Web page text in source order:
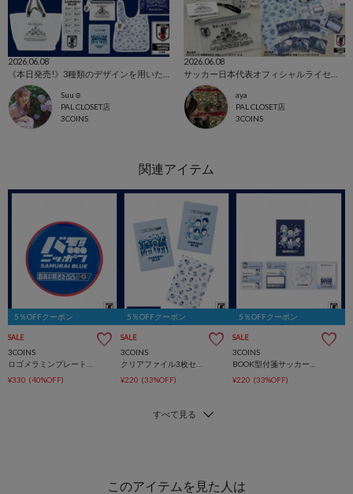
2026.06.08
Suu☺︎
PAL CLOSET店
3COINS
2026.06.08
aya
PAL CLOSET店
3COINS
5％OFFクーポン
SALE
3COINS
¥330 (40%OFF)
5％OFFクーポン
SALE
3COINS
¥220 (33%OFF)
5％OFFクーポン
SALE
3COINS
¥220 (33%OFF)
このアイテムを見た人は